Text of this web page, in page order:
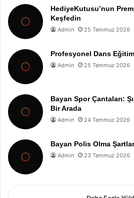
HediyeKutusu’nun
Keşfedin
Admin 25 Temmuz 2026
Profesyonel Dans
Admin 25 Temmuz 2026
Bayan Spor Çantaları:
Bir Arada
Admin 24 Temmuz 2026
Bayan Polis Olma
Admin 23 Temmuz 2026